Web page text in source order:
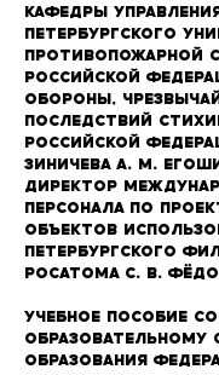
кафедры
Петербургского
противопожарной
Российской
обороны,
последствий
Российской
Зиничева А. М.
Директор
персонала по
объектов
Петербургского
Росатома С. В.
Учебное пособие
образовательному
образования